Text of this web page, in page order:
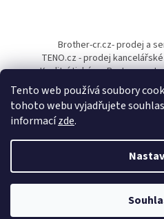
Tento web používá soubory
tohoto webu vyjadřujete
informacízde.
a
Brother-cr.cz- prodej a
TENO.cz - prodej
Kvalitní tiskárny Pantum -
Papírnictví